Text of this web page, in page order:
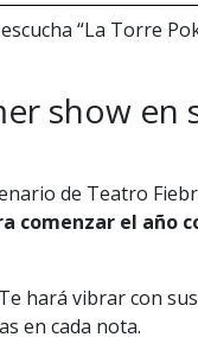
“La Torre
show en
de Teatro
comenzar el año
hará vibrar con
en cada nota.